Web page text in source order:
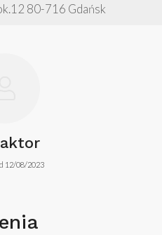
80-716 Gdańsk
12/08/2023